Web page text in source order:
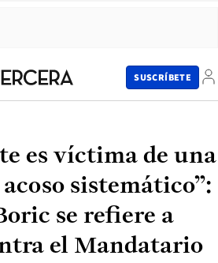
SUSCRÍBETE
es víctima de una
sistemático”:
se refiere a
el Mandatario